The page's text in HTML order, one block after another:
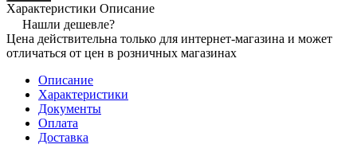
Характеристики Описание
Нашли дешевле?
Цена действительна только для интернет-магазина и может
отличаться от цен в розничных магазинах
Описание
Характеристики
Документы
Оплата
Доставка